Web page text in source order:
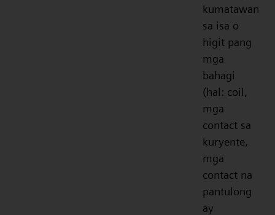
kumatawan
sa isa o
higit pang
mga
bahagi
(hal: coil,
mga
contact sa
kuryente,
mga
contact na
pantulong
ay